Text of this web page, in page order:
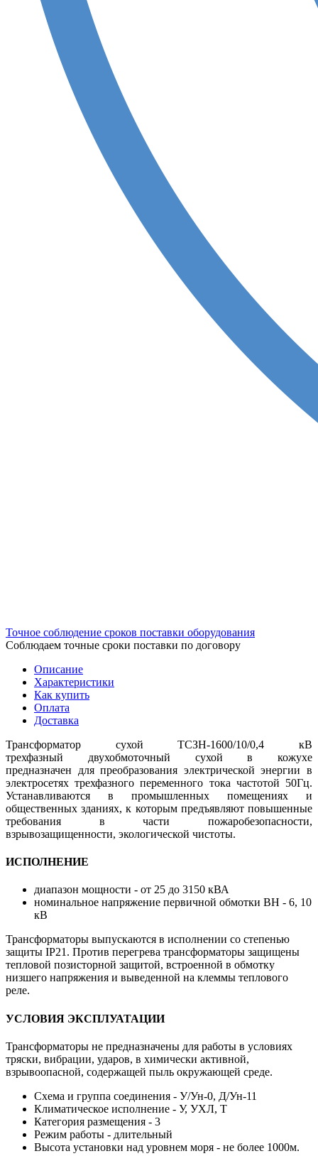
Точное соблюдение сроков поставки оборудования
Соблюдаем точные сроки поставки по договору
Описание
Характеристики
Как купить
Оплата
Доставка
Трансформатор сухой ТСЗН-1600/10/0,4 кВ
трехфазный двухобмоточный сухой в кожухе
предназначен для преобразования электрической энергии в
электросетях трехфазного переменного тока частотой 50Гц.
Устанавливаются в промышленных помещениях и
общественных зданиях, к которым предъявляют повышенные
требования в части пожаробезопасности,
взрывозащищенности, экологической чистоты.
ИСПОЛНЕНИЕ
диапазон мощности - от 25 до 3150 кВА
номинальное напряжение первичной обмотки ВН - 6, 10
кВ
Трансформаторы выпускаются в исполнении со степенью
защиты IP21. Против перегрева трансформаторы защищены
тепловой позисторной защитой, встроенной в обмотку
низшего напряжения и выведенной на клеммы теплового
реле.
УСЛОВИЯ ЭКСПЛУАТАЦИИ
Трансформаторы не предназначены для работы в условиях
тряски, вибрации, ударов, в химически активной,
взрывоопасной, содержащей пыль окружающей среде.
Схема и группа соединения - У/Ун-0, Д/Ун-11
Климатическое исполнение - У, УХЛ, Т
Категория размещения - 3
Режим работы - длительный
Высота установки над уровнем моря - не более 1000м.